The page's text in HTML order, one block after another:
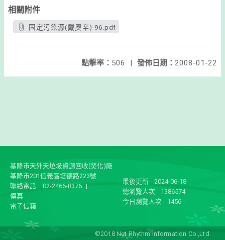
相關附件
固定污染源(戴奧辛)-96.pdf
發佈日期： 2008-01-22
點擊率： 506 |
基隆市天外天垃圾資源回收(焚化)廠
基隆市201信義區培德路223號
聯絡電話
02-2466-8376 |
傳真
電子信箱
最後更新
2024-06-18
總瀏覽人次
1386574
今日瀏覽人次
1456
©2018 Net Rhythm Information Co.,Ltd.